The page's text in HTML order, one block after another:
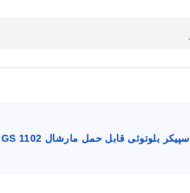
اسپیکر بلوتوثی قابل حمل مارشال GS 1102